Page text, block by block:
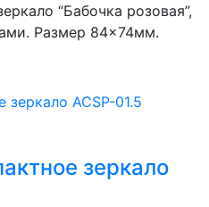
“Бабочка розовая ”,
Размер 84×74мм.
зеркало